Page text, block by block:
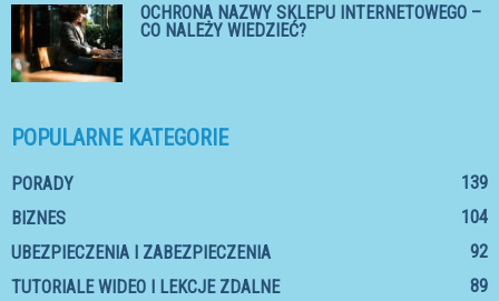
OCHRONA NAZWY SKLEPU INTERNETOWEGO –
CO NALEŻY WIEDZIEĆ?
POPULARNE KATEGORIE
PORADY
139
BIZNES
104
UBEZPIECZENIA I ZABEZPIECZENIA
92
TUTORIALE WIDEO I LEKCJE ZDALNE
89